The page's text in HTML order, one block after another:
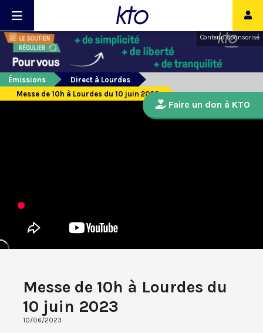
Contenu sponsorisé
Émissions
Direct à Lourdes
Messe de 10h à Lourdes du 10 juin 2023
Messe de 10h à Lourdes du
10 juin 2023
10/06/2023
Faire un don à KTO